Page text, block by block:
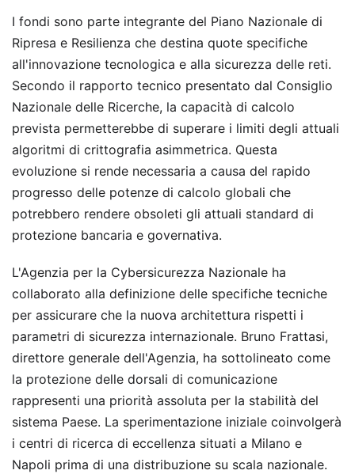
I fondi sono parte integrante del Piano Nazionale di
Ripresa e Resilienza che destina quote specifiche
all'innovazione tecnologica e alla sicurezza delle reti.
Secondo il rapporto tecnico presentato dal Consiglio
Nazionale delle Ricerche, la capacità di calcolo
prevista permetterebbe di superare i limiti degli attuali
algoritmi di crittografia asimmetrica. Questa
evoluzione si rende necessaria a causa del rapido
progresso delle potenze di calcolo globali che
potrebbero rendere obsoleti gli attuali standard di
protezione bancaria e governativa.
L'Agenzia per la Cybersicurezza Nazionale ha
collaborato alla definizione delle specifiche tecniche
per assicurare che la nuova architettura rispetti i
parametri di sicurezza internazionale. Bruno Frattasi,
direttore generale dell'Agenzia, ha sottolineato come
la protezione delle dorsali di comunicazione
rappresenti una priorità assoluta per la stabilità del
sistema Paese. La sperimentazione iniziale coinvolgerà
i centri di ricerca di eccellenza situati a Milano e
Napoli prima di una distribuzione su scala nazionale.